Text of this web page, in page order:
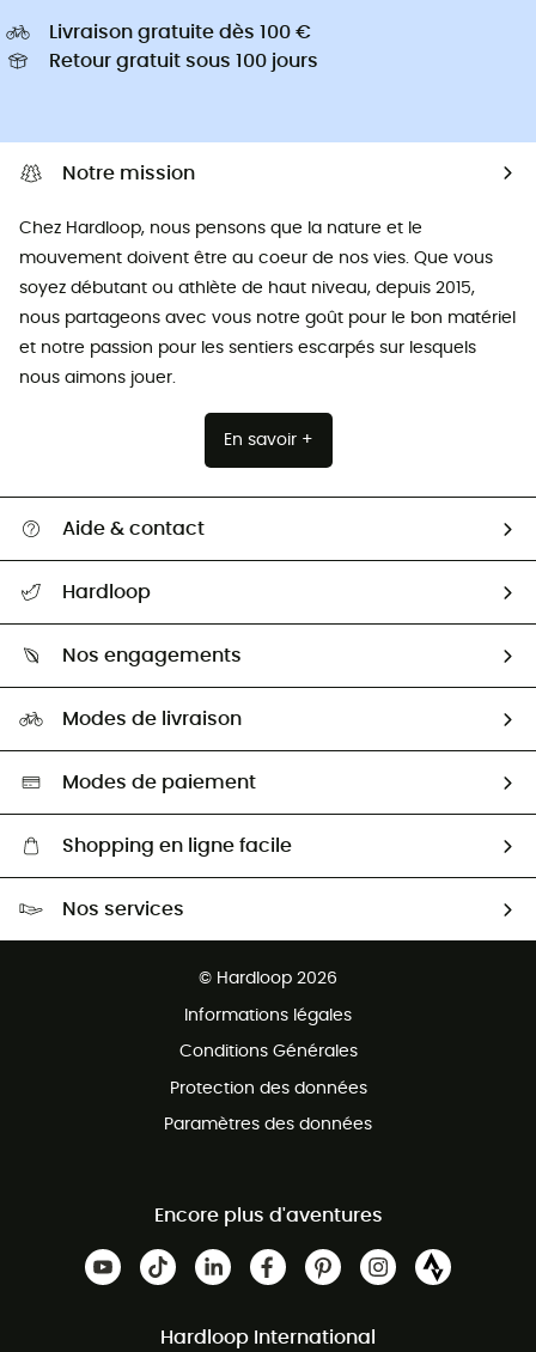
Livraison gratuite dès 100 €
Retour gratuit sous 100 jours
Notre mission
Chez Hardloop, nous pensons que la nature et le
mouvement doivent être au coeur de nos vies. Que vous
soyez débutant ou athlète de haut niveau, depuis 2015,
nous partageons avec vous notre goût pour le bon matériel
et notre passion pour les sentiers escarpés sur lesquels
nous aimons jouer.
En savoir +
Aide & contact
Guide des tailles
Seconde Main
Aide & Contact
Hardloop
HardGuides
Nos engagements
Sélection éco-responsable
Modes de livraison
Modes de paiement
Shopping en ligne facile
Nos services
© Hardloop 2026
Informations légales
Conditions Générales
Protection des données
Paramètres des données
Encore plus d'aventures
Hardloop International